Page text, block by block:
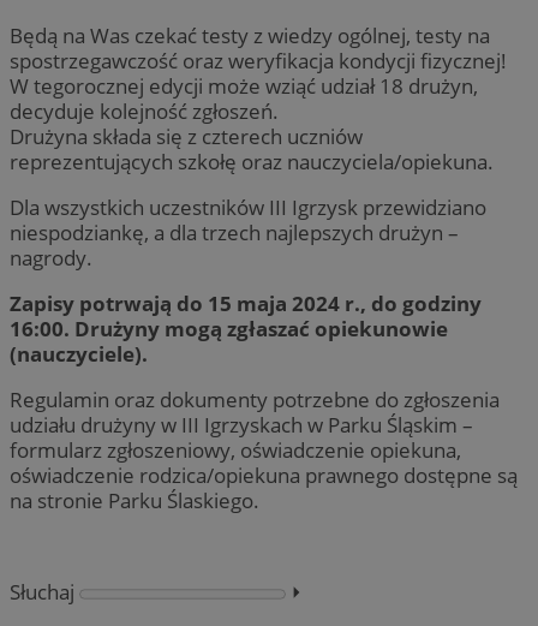
Będą na Was czekać testy z wiedzy ogólnej, testy na
spostrzegawczość oraz weryfikacja kondycji fizycznej!
W tegorocznej edycji może wziąć udział 18 drużyn,
decyduje kolejność zgłoszeń.
Drużyna składa się z czterech uczniów
reprezentujących szkołę oraz nauczyciela/opiekuna.
Dla wszystkich uczestników III Igrzysk przewidziano
niespodziankę, a dla trzech najlepszych drużyn –
nagrody.
Zapisy potrwają do 15 maja 2024 r., do godziny
16:00. Drużyny mogą zgłaszać opiekunowie
(nauczyciele).
Regulamin oraz dokumenty potrzebne do zgłoszenia
udziału drużyny w III Igrzyskach w Parku Śląskim –
formularz zgłoszeniowy, oświadczenie opiekuna,
oświadczenie rodzica/opiekuna prawnego dostępne są
na stronie Parku Ślaskiego.
Słuchaj
⏵︎